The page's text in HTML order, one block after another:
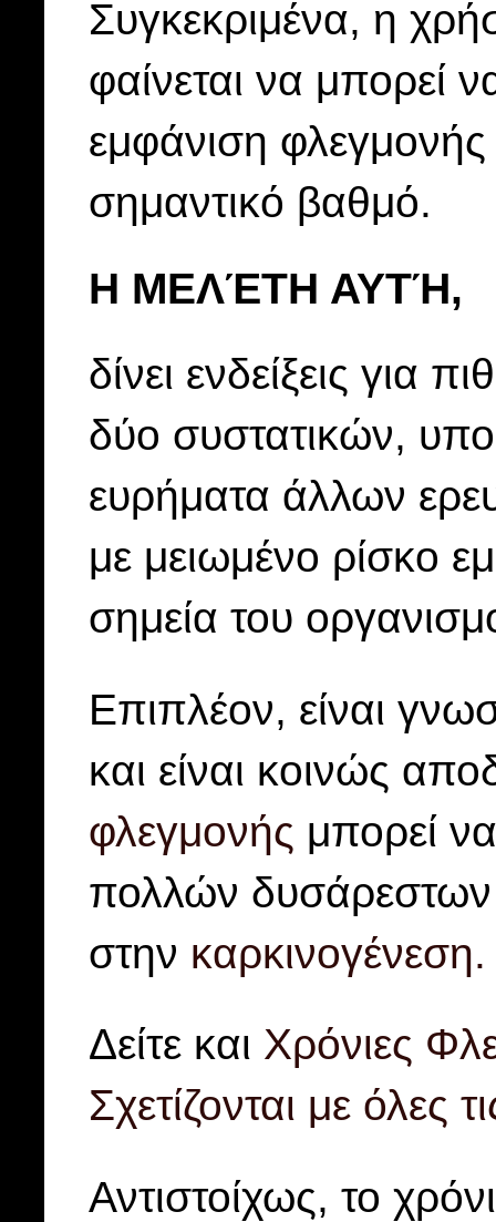
Συγκεκριμένα, η
φαίνεται να μπορεί
εμφάνιση φλεγμονής
σημαντικό βαθμό.
Η ΜΕΛΈΤΗ ΑΥΤΉ,
δίνει ενδείξεις για
δύο συστατικών,
ευρήματα άλλων
με μειωμένο ρίσκο
σημεία του
Επιπλέον, είναι
και είναι κοινώς
φλεγμονής μπορεί
πολλών δυσάρεστων
στην καρκινογένεση.
Δείτε και Χρόνιες
Σχετίζονται με όλες
Αντιστοίχως, το